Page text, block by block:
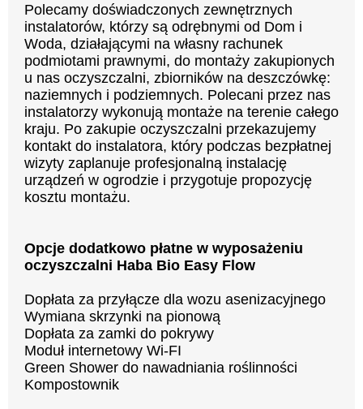
Polecamy doświadczonych zewnętrznych
instalatorów, którzy są odrębnymi od Dom i
Woda, działającymi na własny rachunek
podmiotami prawnymi, do montaży zakupionych
u nas oczyszczalni, zbiorników na deszczówkę:
naziemnych i podziemnych. Polecani przez nas
instalatorzy wykonują montaże na terenie całego
kraju. Po zakupie oczyszczalni przekazujemy
kontakt do instalatora, który podczas bezpłatnej
wizyty zaplanuje profesjonalną instalację
urządzeń w ogrodzie i przygotuje propozycję
kosztu montażu.
Opcje dodatkowo płatne w wyposażeniu
oczyszczalni Haba Bio Easy Flow
Dopłata za przyłącze dla wozu asenizacyjnego
Wymiana skrzynki na pionową
Dopłata za zamki do pokrywy
Moduł internetowy Wi-FI
Green Shower do nawadniania roślinności
Kompostownik